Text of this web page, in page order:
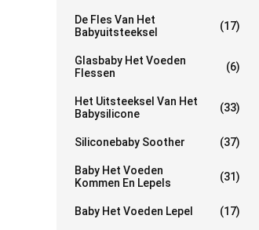
De Fles Van Het
Babyuitsteeksel
(17)
Glasbaby Het Voeden
Flessen
(6)
Het Uitsteeksel Van Het
Babysilicone
(33)
Siliconebaby Soother (37)
Baby Het Voeden
Kommen En Lepels
(31)
Baby Het Voeden Lepel (17)